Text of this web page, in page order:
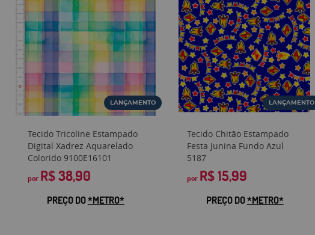
LANÇAMENTO
Tecido Tricoline Estampado
Digital Xadrez Aquarelado
Colorido 9100E16101
por R$ 38,90
PREÇO DO*METRO*
LANÇAMENTO
Tecido Chitão Estampado
Festa Junina Fundo Azul
5187
por R$ 15,99
PREÇO DO*METRO*